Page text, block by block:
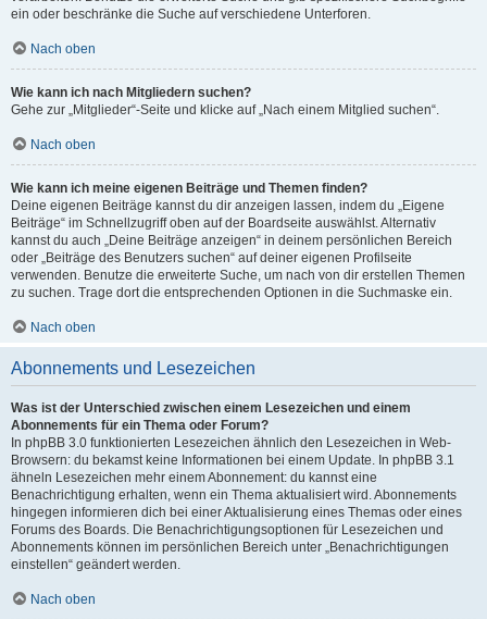
ein oder beschränke die Suche auf verschiedene Unterforen.
Nach oben
Wie kann ich nach Mitgliedern suchen?
Gehe zur „Mitglieder“-Seite und klicke auf „Nach einem Mitglied suchen“.
Nach oben
Wie kann ich meine eigenen Beiträge und Themen finden?
Deine eigenen Beiträge kannst du dir anzeigen lassen, indem du „Eigene
Beiträge“ im Schnellzugriff oben auf der Boardseite auswählst. Alternativ
kannst du auch „Deine Beiträge anzeigen“ in deinem persönlichen Bereich
oder „Beiträge des Benutzers suchen“ auf deiner eigenen Profilseite
verwenden. Benutze die erweiterte Suche, um nach von dir erstellen Themen
zu suchen. Trage dort die entsprechenden Optionen in die Suchmaske ein.
Nach oben
Abonnements und Lesezeichen
Was ist der Unterschied zwischen einem Lesezeichen und einem
Abonnements für ein Thema oder Forum?
In phpBB 3.0 funktionierten Lesezeichen ähnlich den Lesezeichen in Web-
Browsern: du bekamst keine Informationen bei einem Update. In phpBB 3.1
ähneln Lesezeichen mehr einem Abonnement: du kannst eine
Benachrichtigung erhalten, wenn ein Thema aktualisiert wird. Abonnements
hingegen informieren dich bei einer Aktualisierung eines Themas oder eines
Forums des Boards. Die Benachrichtigungsoptionen für Lesezeichen und
Abonnements können im persönlichen Bereich unter „Benachrichtigungen
einstellen“ geändert werden.
Nach oben